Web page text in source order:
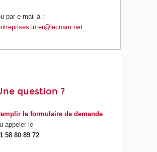
par e-mail à :
question ?
le formulaire de demande
appeler le
58 80 89 72